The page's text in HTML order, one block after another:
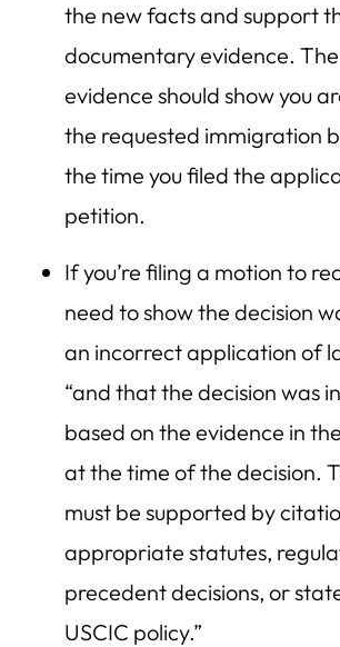
the new facts and support
documentary evidence.
evidence should show you
the requested immigration
the time you filed the
petition.
If you’re filing a motion to
need to show the decision
an incorrect application of
“and that the decision was
based on the evidence in
at the time of the decision.
must be supported by
appropriate statutes,
precedent decisions, or
USCIC policy.”